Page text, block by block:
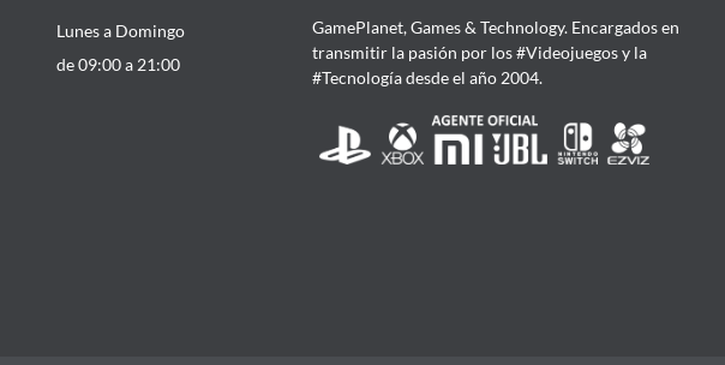
Lunes a Domingo
de 09:00 a 21:00
GamePlanet, Games & Technology. Encargados en
transmitir la pasión por los #Videojuegos y la
#Tecnología desde el año 2004.